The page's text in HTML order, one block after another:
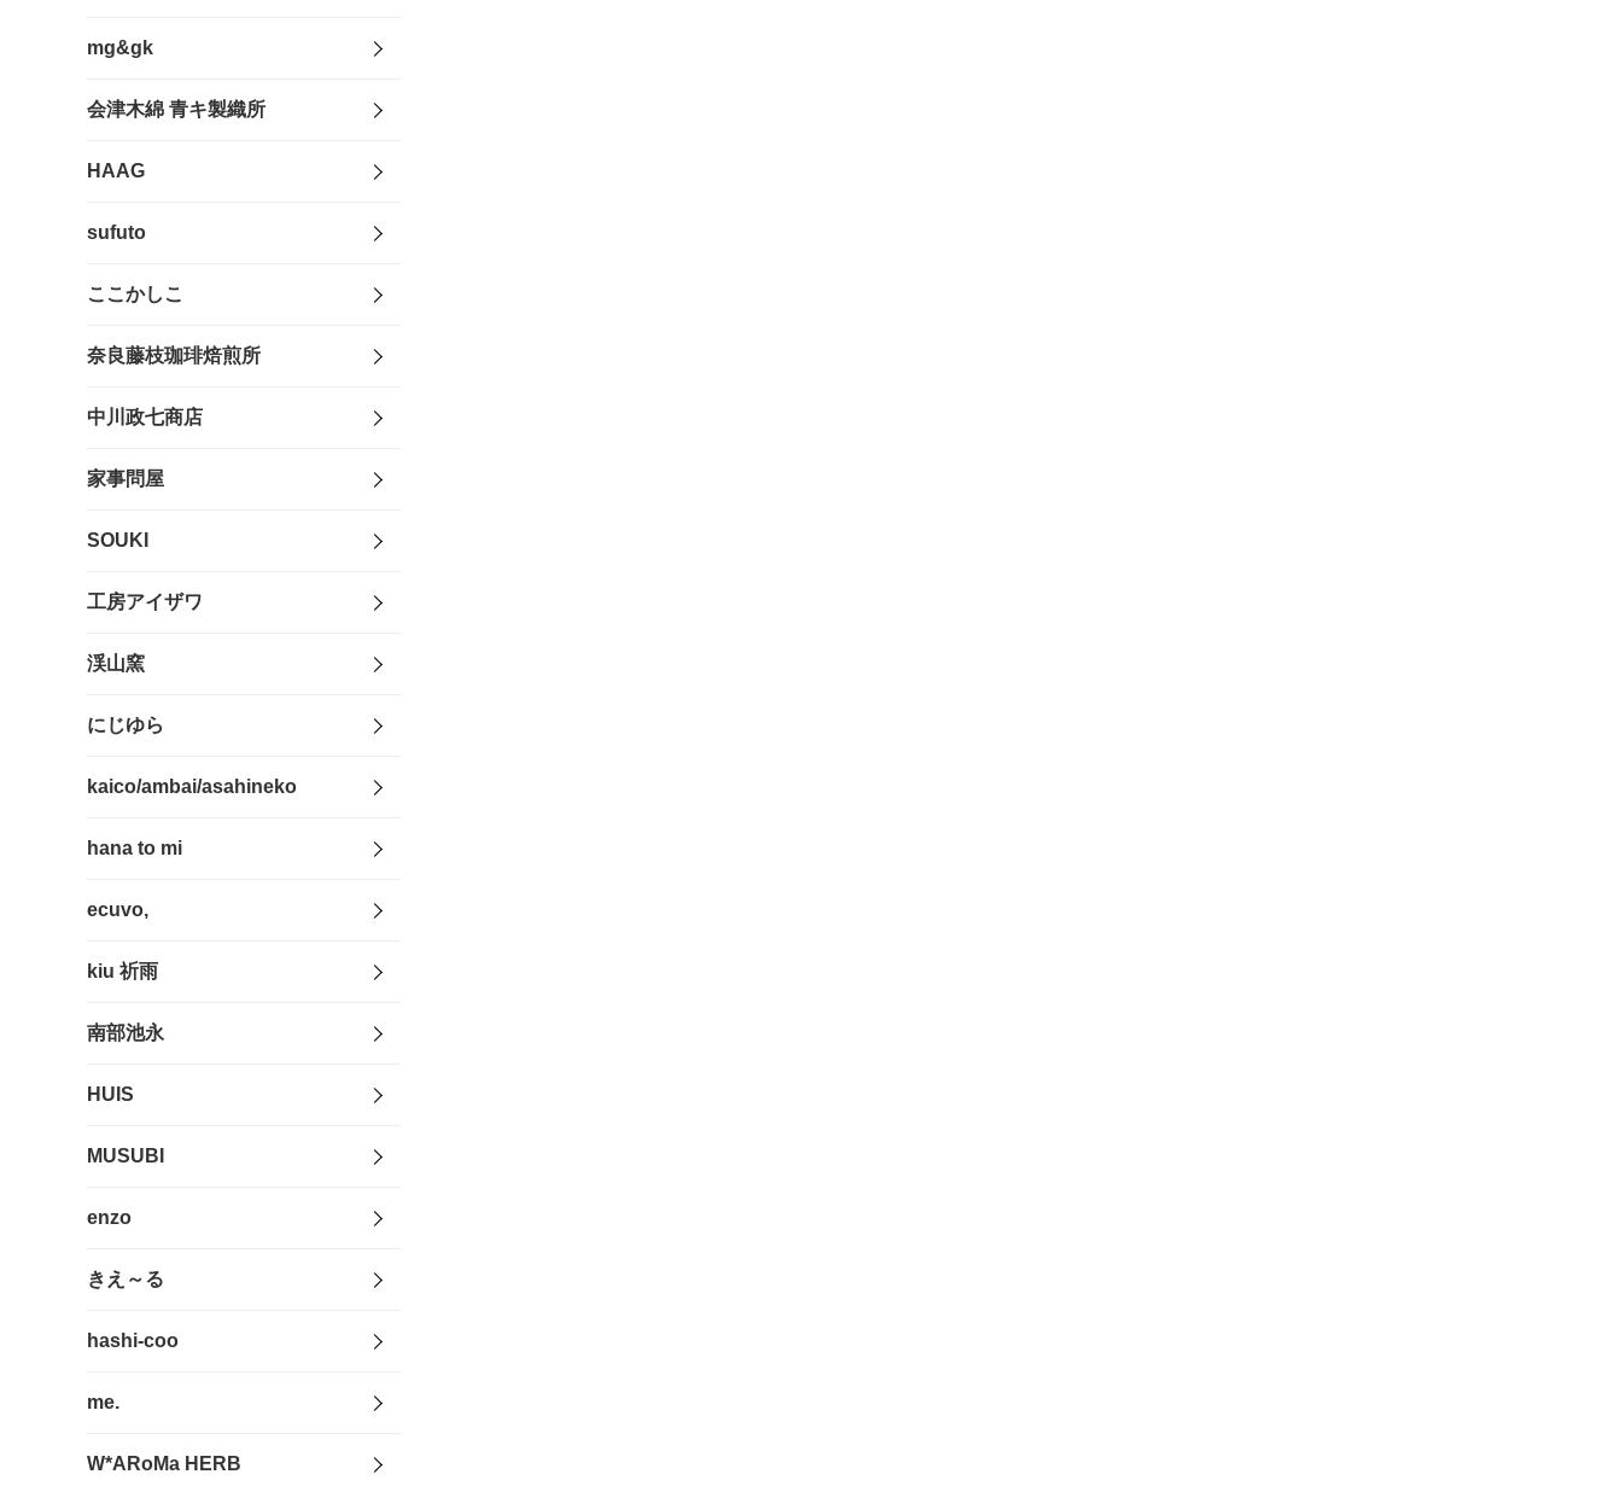
mg&gk
会津木綿 青キ製織所
HAAG
sufuto
ここかしこ
奈良藤枝珈琲焙煎所
中川政七商店
家事問屋
SOUKI
工房アイザワ
渓山窯
にじゆら
kaico/ambai/asahineko
hana to mi
ecuvo,
kiu 祈雨
南部池永
HUIS
MUSUBI
enzo
きえ～る
hashi-coo
me.
W*ARoMa HERB